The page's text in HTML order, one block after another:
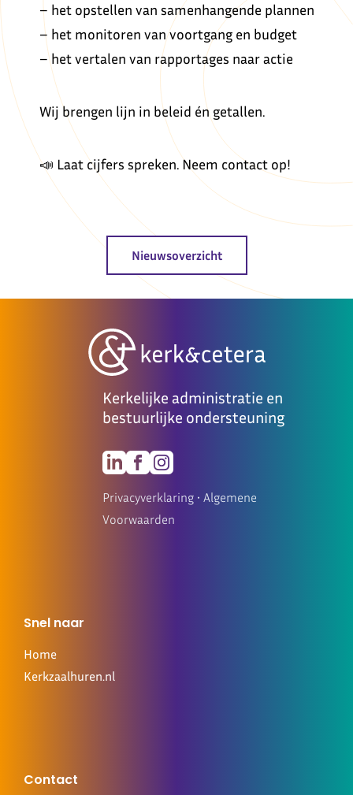
– het opstellen van samenhangende plannen
– het monitoren van voortgang en budget
– het vertalen van rapportages naar actie
Wij brengen lijn in beleid én getallen.
📣 Laat cijfers spreken. Neem contact op!
Nieuwsoverzicht
Kerkelijke administratie en
bestuurlijke ondersteuning
Privacyverklaring • Algemene
Voorwaarden
Snel naar
Home
Kerkzaalhuren.nl
Contact